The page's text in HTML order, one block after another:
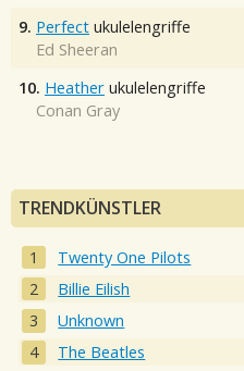
9. Perfect ukulelengriffe
Ed Sheeran
10. Heather ukulelengriffe
Conan Gray
TRENDKÜNSTLER
Twenty One Pilots
Billie Eilish
Unknown
The Beatles